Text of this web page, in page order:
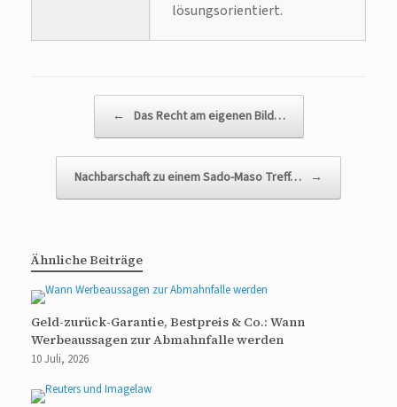
lösungsorientiert.
← Das Recht am eigenen Bild…
Nachbarschaft zu einem Sado-Maso Treff… →
Ähnliche Beiträge
Geld-zurück-Garantie, Bestpreis & Co.: Wann
Werbeaussagen zur Abmahnfalle werden
10 Juli, 2026